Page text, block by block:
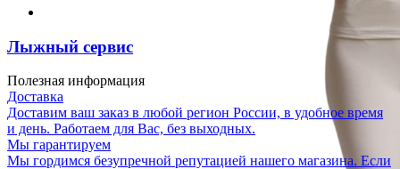
Лыжный сервис
Полезная информация
Доставка
Доставим ваш заказ в любой регион России, в удобное время
и день. Работаем для Вас, без выходных.
Мы гарантируем
Мы гордимся безупречной репутацией нашего магазина. Если